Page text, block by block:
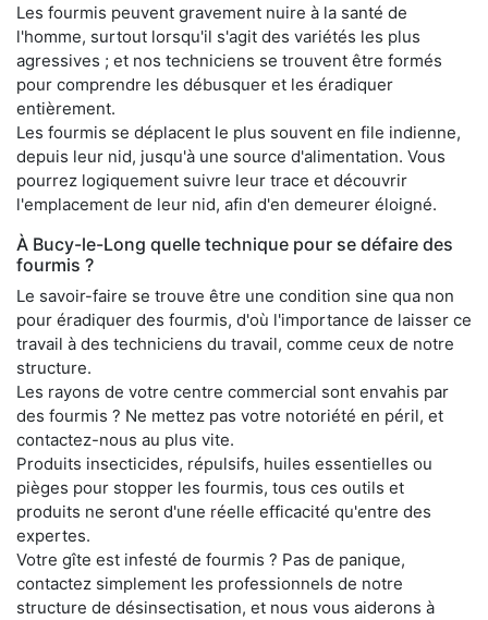
Les fourmis peuvent gravement nuire à la santé de
l'homme, surtout lorsqu'il s'agit des variétés les plus
agressives ; et nos techniciens se trouvent être formés
pour comprendre les débusquer et les éradiquer
entièrement.
Les fourmis se déplacent le plus souvent en file indienne,
depuis leur nid, jusqu'à une source d'alimentation. Vous
pourrez logiquement suivre leur trace et découvrir
l'emplacement de leur nid, afin d'en demeurer éloigné.
À Bucy-le-Long quelle technique pour se défaire des
fourmis ?
Le savoir-faire se trouve être une condition sine qua non
pour éradiquer des fourmis, d'où l'importance de laisser ce
travail à des techniciens du travail, comme ceux de notre
structure.
Les rayons de votre centre commercial sont envahis par
des fourmis ? Ne mettez pas votre notoriété en péril, et
contactez-nous au plus vite.
Produits insecticides, répulsifs, huiles essentielles ou
pièges pour stopper les fourmis, tous ces outils et
produits ne seront d'une réelle efficacité qu'entre des
expertes.
Votre gîte est infesté de fourmis ? Pas de panique,
contactez simplement les professionnels de notre
structure de désinsectisation, et nous vous aiderons à